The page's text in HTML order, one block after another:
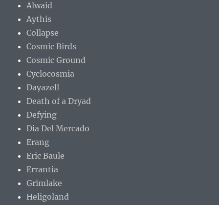
Alwaid
Aythis
Collapse
Cosmic Birds
Cosmic Ground
Cyclocosmia
Dayazell
Death of a Dryad
Defying
Dia Del Mercado
Erang
Eric Baule
Errantia
Grimlake
Heligoland